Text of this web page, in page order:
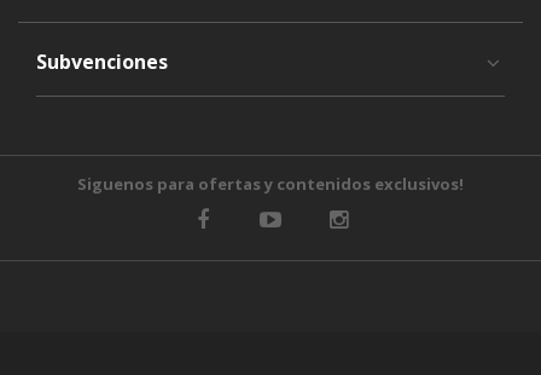
Subvenciones
Siguenos para ofertas y contenidos exclusivos!